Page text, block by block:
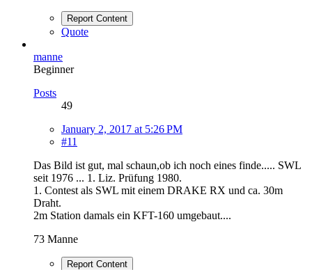
Report Content
Quote
manne
Beginner
Posts
49
January 2, 2017 at 5:26 PM
#11
Das Bild ist gut, mal schaun,ob ich noch eines finde..... SWL
seit 1976 ... 1. Liz. Prüfung 1980.
1. Contest als SWL mit einem DRAKE RX und ca. 30m
Draht.
2m Station damals ein KFT-160 umgebaut....
73 Manne
Report Content